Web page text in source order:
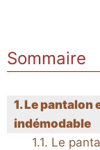
Sommaire
Le pantalon
indémodable
Le